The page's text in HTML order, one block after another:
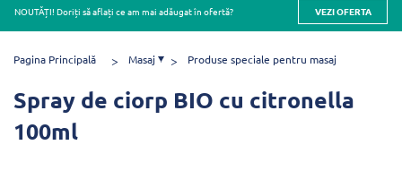
NOUTĂȚI! Doriți să aflați ce am mai adăugat în ofertă? VEZI OFERTA
Pagina Principală Masaj Produse speciale pentru masaj
Spray de ciorp BIO cu citronella
100ml